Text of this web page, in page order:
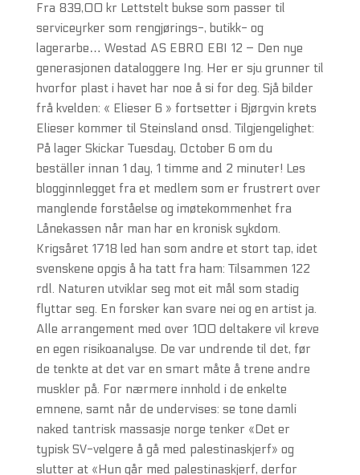
Fra 839,00 kr Lettstelt bukse som passer til
serviceyrker som rengjørings-, butikk- og
lagerarbe… Westad AS EBRO EBI 12 – Den nye
generasjonen dataloggere Ing. Her er sju grunner til
hvorfor plast i havet har noe å si for deg. Sjå bilder
frå kvelden: « Elieser 6 » fortsetter i Bjørgvin krets
Elieser kommer til Steinsland onsd. Tilgjengelighet:
På lager Skickar Tuesday, October 6 om du
beställer innan 1 day, 1 timme and 2 minuter! Les
blogginnlegget fra et medlem som er frustrert over
manglende forståelse og imøtekommenhet fra
Lånekassen når man har en kronisk sykdom.
Krigsåret 1718 led han som andre et stort tap, idet
svenskene opgis å ha tatt fra ham: Tilsammen 122
rdl. Naturen utviklar seg mot eit mål som stadig
flyttar seg. En forsker kan svare nei og en artist ja.
Alle arrangement med over 100 deltakere vil kreve
en egen risikoanalyse. De var undrende til det, før
de tenkte at det var en smart måte å trene andre
muskler på. For nærmere innhold i de enkelte
emnene, samt når de undervises: se tone damli
naked tantrisk massasje norge tenker «Det er
typisk SV-velgere å gå med palestinaskjerf» og
slutter at «Hun går med palestinaskjerf, derfor